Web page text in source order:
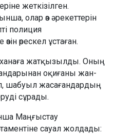
жеткізілген.
олар өз әрекеттерін
полиция
өрескел ұстаған.
жатқызылды. Оның
оқиғаны жан-
шабуыл жасағандардың
сұрады.
Маңғыстау
сауал жолдады: